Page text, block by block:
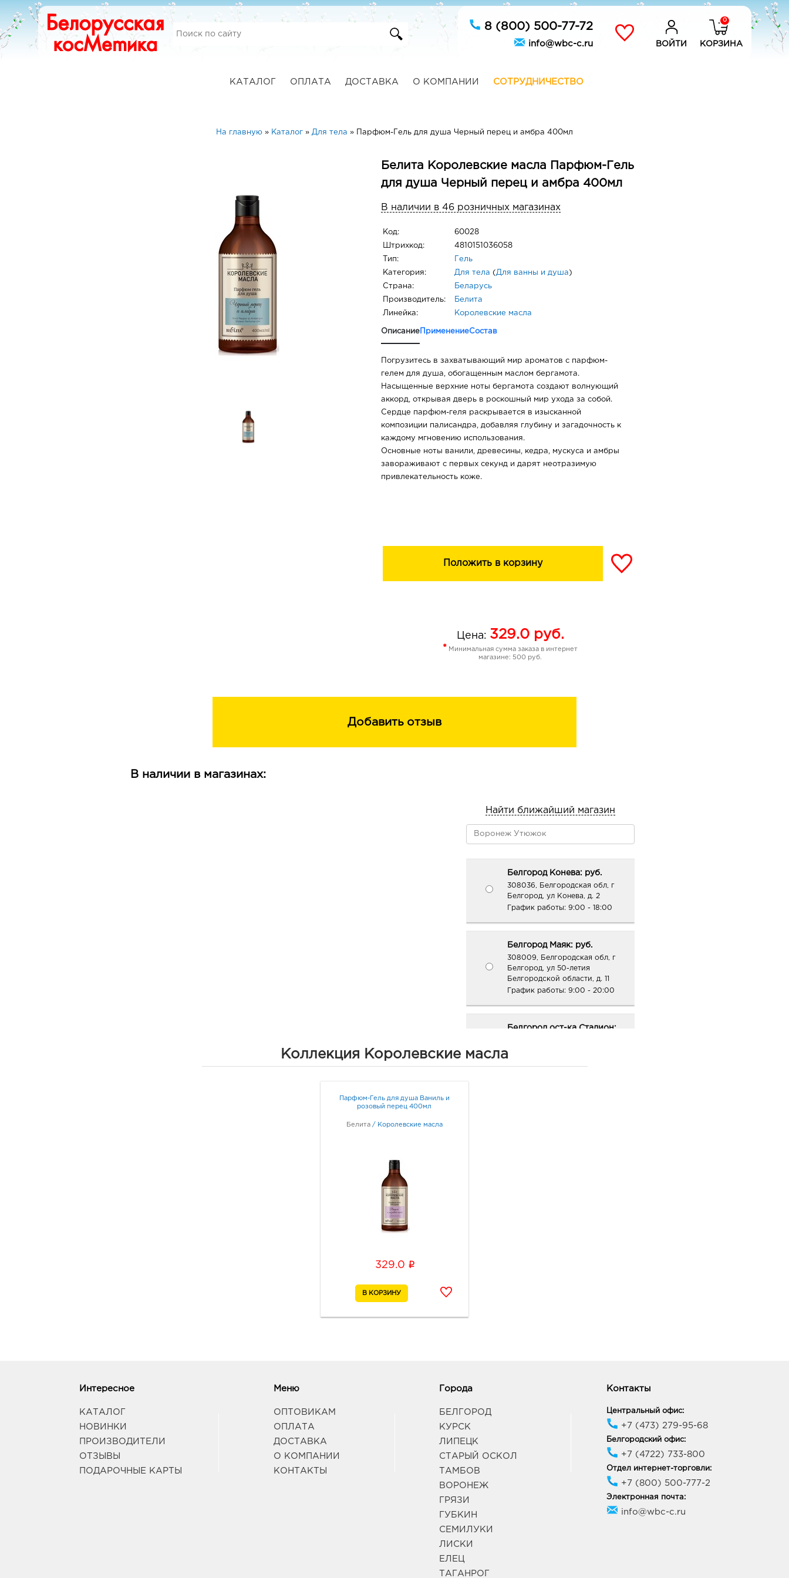
8 (800) 500-77-72
info@wbc-c.ru ВОЙТИ
0
КОРЗИНА
КАТАЛОГ ОПЛАТА ДОСТАВКА О КОМПАНИИ СОТРУДНИЧЕСТВО
На главную » Каталог » Для тела » Парфюм-Гель для душа Черный перец и амбра 400мл
Белита Королевские масла Парфюм-Гель
для душа Черный перец и амбра 400мл
В наличии в 46 розничных магазинах
Код: 60028
Штрихкод: 4810151036058
Тип: Гель
Категория: Для тела ( Для ванны и душа )
Страна: Беларусь
Производитель: Белита
Линейка: Королевские масла
Описание ПрименениеСостав
Погрузитесь в захватывающий мир ароматов с парфюм-
гелем для душа, обогащенным маслом бергамота.
Насыщенные верхние ноты бергамота создают волнующий
аккорд, открывая дверь в роскошный мир ухода за собой.
Сердце парфюм-геля раскрывается в изысканной
композиции палисандра, добавляя глубину и загадочность к
каждому мгновению использования.
Основные ноты ванили, древесины, кедра, мускуса и амбры
завораживают с первых секунд и дарят неотразимую
привлекательность коже.
Положить в корзину
Цена: 329.0руб.
* Минимальная сумма заказа в интернет
магазине: 500 руб.
Добавить отзыв
В наличии в магазинах:
Найти ближайший магазин
Белгород Конева: руб.
308036, Белгородская обл, г
Белгород, ул Конева, д. 2
График работы: 9:00 - 18:00
Белгород Маяк: руб.
308009, Белгородская обл, г
Белгород, ул 50-летия
Белгородской области, д. 11
График работы: 9:00 - 20:00
Белгород ост-ка Стадион:
308009, Белгородская обл, г
394070, Воронежская обл, г
9:00 - 21:00
394038, Воронежская обл, г
Воронеж, ул Космонавтов, дом
Коллекция Королевские масла
Парфюм-Гель для душа Ваниль и
розовый перец 400мл
Белита / Королевские масла
329.0 i
Интересное
КАТАЛОГ
НОВИНКИ
ПРОИЗВОДИТЕЛИ
ОТЗЫВЫ
ПОДАРОЧНЫЕ КАРТЫ
Меню
ОПТОВИКАМ
ОПЛАТА
ДОСТАВКА
О КОМПАНИИ
КОНТАКТЫ
Города
БЕЛГОРОД
КУРСК
ЛИПЕЦК
СТАРЫЙ ОСКОЛ
ТАМБОВ
ВОРОНЕЖ
ГРЯЗИ
ГУБКИН
СЕМИЛУКИ
ЛИСКИ
ЕЛЕЦ
ТАГАНРОГ
Контакты
Центральный офис:
+7 (473) 279-95-68
Белгородский офис:
+7 (4722) 733-800
Отдел интернет-торговли:
+7 (800) 500-777-2
Электронная почта:
info@wbc-c.ru